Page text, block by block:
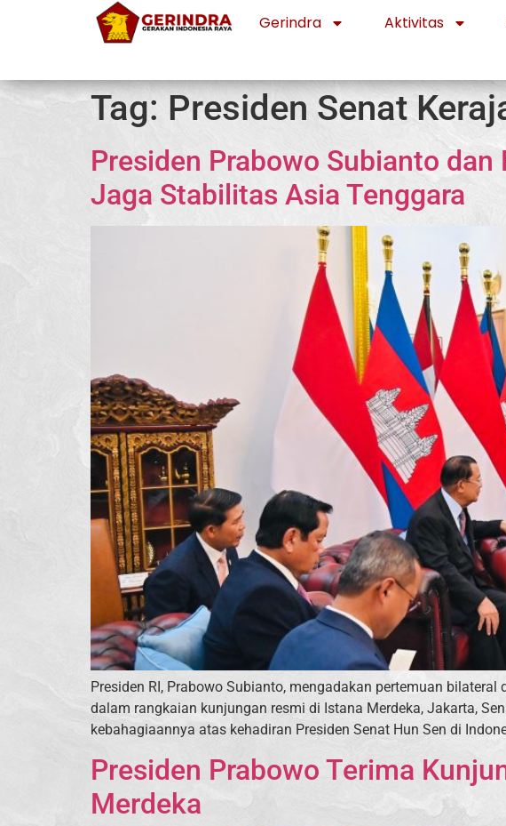
Gerindra Aktivitas
Tag: Presiden Senat
Presiden Prabowo Subianto
Jaga Stabilitas Asia Tenggara
Presiden RI, Prabowo Subianto, mengadakan pertemuan
dalam rangkaian kunjungan resmi di Istana Merdeka, Jakarta,
kebahagiaannya atas kehadiran Presiden Senat Hun Sen di
Presiden Prabowo Terima
Merdeka